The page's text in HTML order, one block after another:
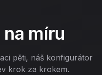
míru
pěti, náš konfigurátor
krok za krokem.